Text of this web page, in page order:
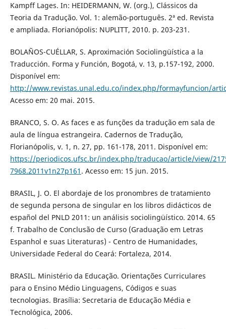
Kampff Lages. In: HEIDERMANN, W. (org.), Clássicos da
Teoria da Tradução. Vol. 1: alemão-português. 2ª ed. Revista
e ampliada. Florianópolis: NUPLITT, 2010. p. 203-231.
BOLAÑOS-CUÉLLAR, S. Aproximación Sociolingüística a la
Traducción. Forma y Función, Bogotá, v. 13, p.157-192, 2000.
Disponível em:
http://www.revistas.unal.edu.co/index.php/formayfuncion/
Acesso em: 20 mai. 2015.
BRANCO, S. O. As faces e as funções da tradução em sala de
aula de língua estrangeira. Cadernos de Tradução,
Florianópolis, v. 1, n. 27, pp. 161-178, 2011. Disponível em:
https://periodicos.ufsc.br/index.php/traducao/article/view/
7968.2011v1n27p161 . Acesso em: 15 jun. 2015.
BRASIL, J. O. El abordaje de los pronombres de tratamiento
de segunda persona de singular en los libros didácticos de
español del PNLD 2011: un análisis sociolingüístico. 2014. 65
f. Trabalho de Conclusão de Curso (Graduação em Letras
Espanhol e suas Literaturas) - Centro de Humanidades,
Universidade Federal do Ceará: Fortaleza, 2014.
BRASIL. Ministério da Educação. Orientações Curriculares
para o Ensino Médio Linguagens, Códigos e suas
tecnologias. Brasília: Secretaria de Educação Média e
Tecnológica, 2006.